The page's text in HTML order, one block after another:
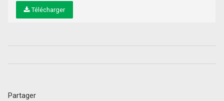
Télécharger
Partager